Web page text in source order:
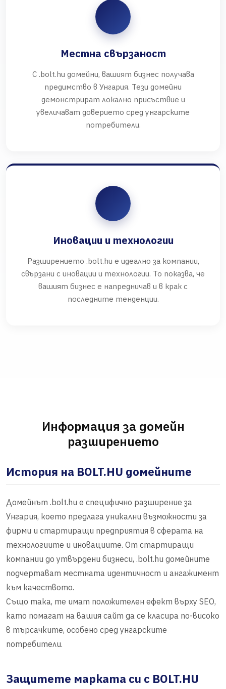
Местна свързаност
С .bolt.hu домейни, вашият бизнес получава
предимство в Унгария. Тези домейни
демонстрират локално присъствие и
увеличават доверието сред унгарските
потребители.
Иновации и технологии
Разширението .bolt.hu е идеално за компании,
свързани с иновации и технологии. То показва, че
вашият бизнес е напредничав и в крак с
последните тенденции.
Информация за домейн
разширението
История на BOLT.HU домейните
Домейнът .bolt.hu е специфично разширение за
Унгария, което предлага уникални възможности за
фирми и стартиращи предприятия в сферата на
технологиите и иновациите. От стартиращи
компании до утвърдени бизнеси, .bolt.hu домейните
подчертават местната идентичност и ангажимент
към качеството.
Също така, те имат положителен ефект върху SEO,
като помагат на вашия сайт да се класира по-високо
в търсачките, особено сред унгарските
потребители.
Защитете марката си с BOLT.HU